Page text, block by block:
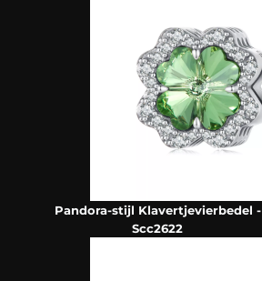
Pandora-stijl Klavertjevierbedel -
Scc2622